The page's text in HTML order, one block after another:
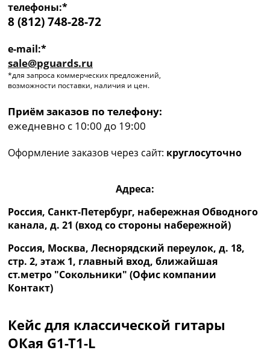
телефоны:*
8 (812) 748-28-72
e-mail:*
sale@pguards.ru
*для запроса коммерческих предложений,
возможности поставки, наличия и цен.
Приём заказов по телефону:
ежедневно с 10:00 до 19:00
Оформление заказов через сайт: круглосуточно
Адреса:
Россия, Санкт-Петербург, набережная Обводного
канала, д. 21 (вход со стороны набережной)
Россия, Москва, Леснорядский переулок, д. 18,
стр. 2, этаж 1, главный вход, ближайшая
ст.метро "Сокольники" (Офис компании
Контакт)
Кейс для классической гитары
ОКая G1-T1-L